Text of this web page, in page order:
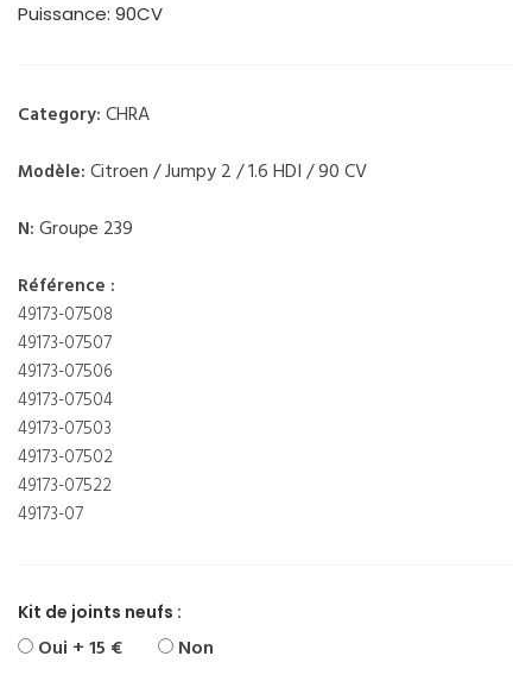
Puissance: 90CV
Category: CHRA
Modèle: Citroen / Jumpy 2 / 1.6 HDI / 90 CV
N: Groupe 239
Référence :
49173-07508
49173-07507
49173-07506
49173-07504
49173-07503
49173-07502
49173-07522
49173-07
Kit de joints neufs :
Oui + 15 € Non